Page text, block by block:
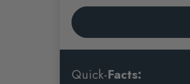
Quick-Facts: